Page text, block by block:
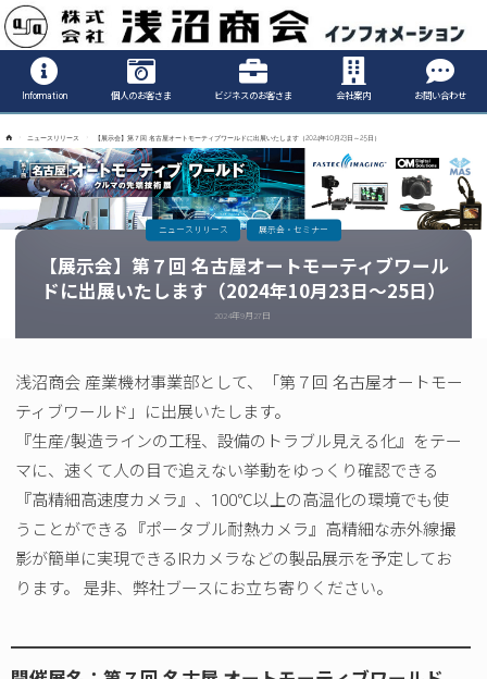
Information
Information 個人のお客さま ビジネスのお客さま 会社案内 お問い合わせ
ム
ニュースリリース 【展示会】第７回 名古屋オートモーティブワールドに出展いたします（2024年10月23日～25日）
【展示会】第７回 名古屋オートモーティブワール
ドに出展いたします（2024年10月23日～25日）
2024年9月27日
ニュースリリース 展示会・セミナー
浅沼商会 産業機材事業部として、「第７回 名古屋オートモー
ティブワールド」に出展いたします。
『生産/製造ラインの工程、設備のトラブル見える化』をテー
マに、速くて人の目で追えない挙動をゆっくり確認できる
『高精細高速度カメラ』、100℃以上の高温化の環境でも使
うことができる『ポータブル耐熱カメラ』高精細な赤外線撮
影が簡単に実現できるIRカメラなどの製品展示を予定してお
ります。 是非、弊社ブースにお立ち寄りください。